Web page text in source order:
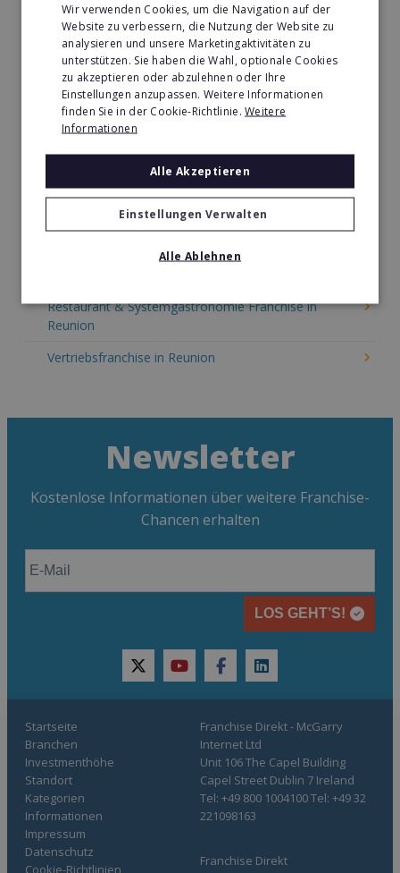
Tier- & Zoobedarf Franchise in Reunion
Immobilien Franchise in Reunion
Kinder & Erziehung Franchise in Reunion
Kosmetik Franchise in Reunion
Medien & Werbung Franchise in Reunion
Möbel & Einrichtung Franchise in Reunion
Restaurant & Systemgastronomie Franchise in
Reunion
Vertriebsfranchise in Reunion
Newsletter
Kostenlose Informationen über weitere Franchise-
Chancen erhalten
LOS GEHT’S!
twitteryoutubefacebooklinkedin
Startseite
Branchen
Investmenthöhe
Standort
Kategorien
Informationen
Franchise Direkt
Impressum
Datenschutz
Cookie-Richtlinien
Franchise Direkt - McGarry
Internet Ltd
Unit 106 The Capel Building
Capel Street Dublin 7 Ireland
Tel: +49 800 1004100 Tel: +49 32
221098163
Wir verwenden Cookies, um die Navigation auf der
Website zu verbessern, die Nutzung der Website zu
analysieren und unsere Marketingaktivitäten zu
unterstützen. Sie haben die Wahl, optionale Cookies
zu akzeptieren oder abzulehnen oder Ihre
Einstellungen anzupassen. Weitere Informationen
finden Sie in der Cookie-Richtlinie.Weitere
Informationen
Alle Akzeptieren
Einstellungen Verwalten
Alle Ablehnen